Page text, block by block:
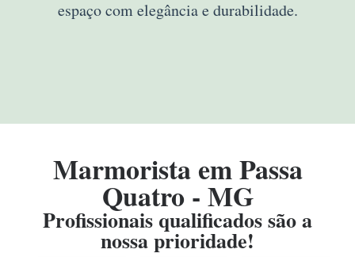
espaço com elegância e durabilidade.
Marmorista em Passa
Quatro - MG
Profissionais qualificados são a
nossa prioridade!